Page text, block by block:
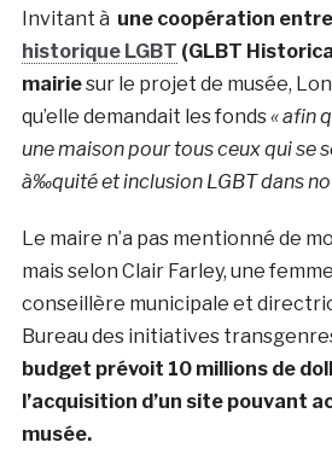
Invitant à une coopération
historique LGBT (GLBT
mairiesur le projet de musée,
qu’elle demandait les fonds« afin
une maison pour tous ceux qui se
à‰quité et inclusion LGBT dans
Le maire n’a pas mentionné de
mais selon Clair Farley, une
conseillère municipale et
Bureau des initiatives
budget prévoit 10 millions de
l’acquisition d’un site pouvant
musée.